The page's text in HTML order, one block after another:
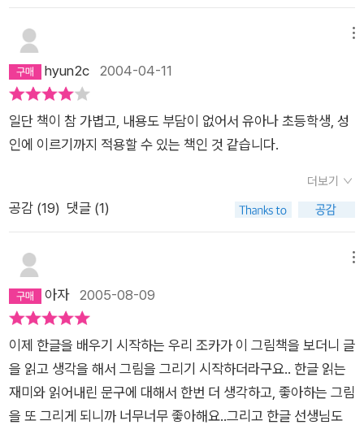
깝지 않을만큼 많이 그릴수 있답니다..낱장의 두께는 좀 두껍지만
요..글구..이번에는 친구네 아이들에게 어린이날 선물로 줄려
고 1권과 2권을 주문했었는데요..5세랑 7세..두아이가 선물을 받
주 잘 샀다는 생각에..주는마음도 즐거웠답니다.. 이책은 놀이용
이나 교육용으로 둘다 만족을 주는 책이 아닌가 싶네요..그럼..참
hyun2c 2004-04-11
일단 책이 참 가볍고, 내용도 부담이 없어서 유아나 초등학생, 성
인에 이르기까지 적용할 수 있는 책인 것 같습니다.
더보기
공감 (19) 댓글 (1)
아자2005-08-09
이제 한글을 배우기 시작하는 우리 조카가 이 그림책을 보더니 글
을 읽고 생각을 해서 그림을 그리기 시작하더라구요.. 한글 읽는
재미와 읽어내린 문구에 대해서 한번 더 생각하고, 좋아하는 그림
을 또 그리게 되니까 너무너무 좋아해요..그리고 한글 선생님도